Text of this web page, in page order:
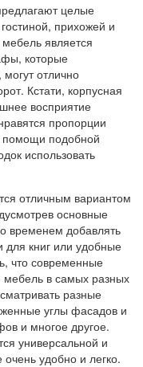
целые
прихожей и
является
которые
отлично
Кстати, корпусная
восприятие
пропорции
помощи подобной
использовать
отличным вариантом
основные
временем добавлять
книг или удобные
что современные
мебель в самых разных
разные
углы фасадов и
и многое другое.
универсальной и
очень удобно и легко.